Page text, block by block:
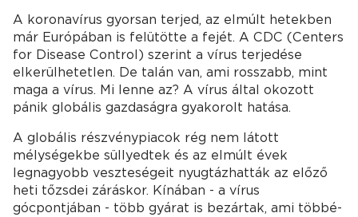
A koronavírus gyorsan terjed, az elmúlt hetekben
már Európában is felütötte a fejét. A CDC (Centers
for Disease Control) szerint a vírus terjedése
elkerülhetetlen. De talán van, ami rosszabb, mint
maga a vírus. Mi lenne az? A vírus által okozott
pánik globális gazdaságra gyakorolt hatása.
A globális részvénypiacok rég nem látott
mélységekbe süllyedtek és az elmúlt évek
legnagyobb veszteségeit nyugtázhatták az előző
heti tőzsdei záráskor. Kínában - a vírus
gócpontjában - több gyárat is bezártak, ami többé-